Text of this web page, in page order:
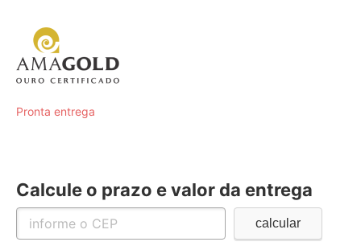
Pronta entrega
Calcule o prazo e valor da entrega